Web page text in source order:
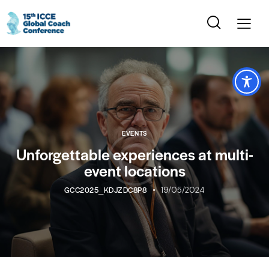
EVENTS
Unforgettable experiences at multi-
event locations
GCC2025_KDJZDC8P8 19/05/2024